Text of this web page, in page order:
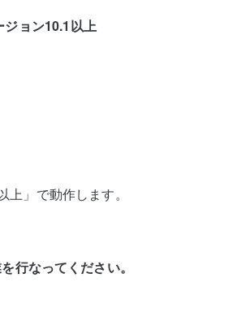
ョン10.1以上
」で動作します。
行なってください。